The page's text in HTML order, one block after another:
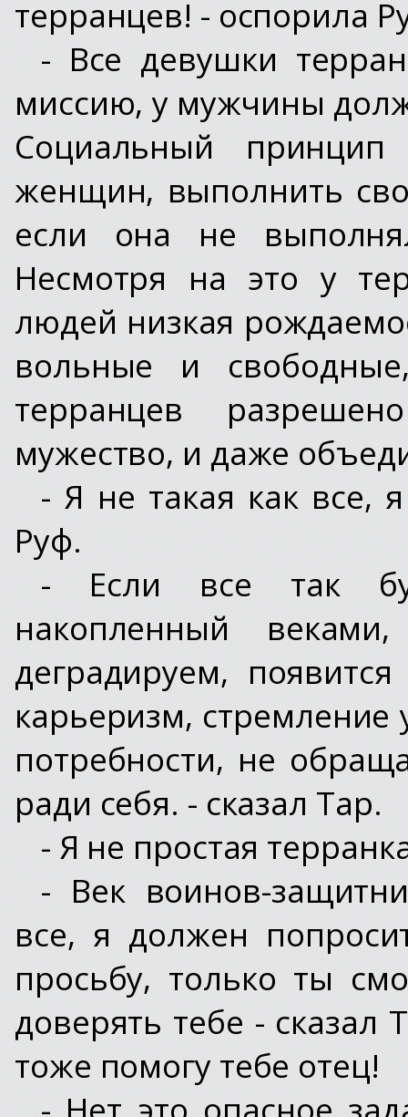
терранцев! - оспорила
- Все девушки
миссию, у мужчины
Социальный принцип
женщин, выполнить
если она не
Несмотря на это у
людей низкая
вольные и
терранцев
мужество, и даже
- Я не такая как все,
Руф.
- Если все так
накопленный
деградируем,
карьеризм,
потребности, не
ради себя. - сказал Тар.
- Я не простая
- Век воинов-
все, я должен
просьбу, только ты
доверять тебе - сказал
тоже помогу тебе отец!